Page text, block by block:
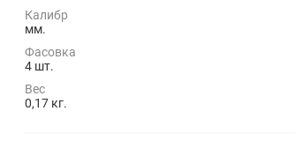
Калибр
мм.
Фасовка
4 шт.
Вес
0,17 кг.